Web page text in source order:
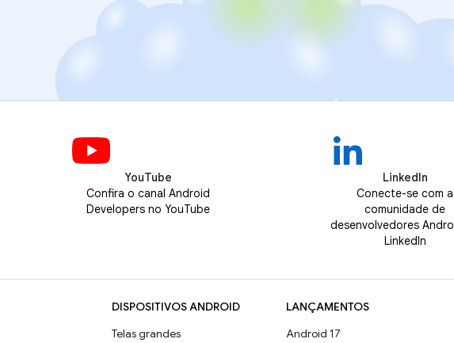
YouTube
Confira o canal Android
Developers no YouTube
LinkedIn
Conecte-se com a
comunidade de
desenvolvedores
LinkedIn
DISPOSITIVOS ANDROID
Telas grandes
LANÇAMENTOS
Android 17